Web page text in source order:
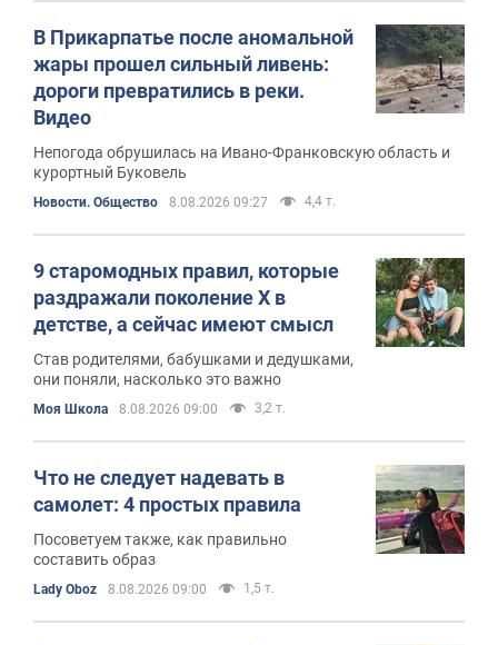
В Прикарпатье после аномальной
жары прошел сильный ливень:
дороги превратились в реки.
Видео
Непогода обрушилась на Ивано-Франковскую область и
курортный Буковель
Новости. Общество 8.08.2026 09:27 4,4 т.
9 старомодных правил, которые
раздражали поколение X в
детстве, а сейчас имеют смысл
Став родителями, бабушками и дедушками,
они поняли, насколько это важно
Моя Школа 8.08.2026 09:00 3,2 т.
Что не следует надевать в
самолет: 4 простых правила
Посоветуем также, как правильно
составить образ
Lady Oboz 8.08.2026 09:00 1,5 т.